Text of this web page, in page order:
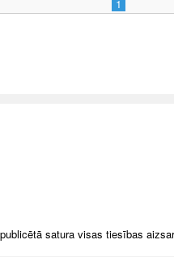
1
satura visas tiesības